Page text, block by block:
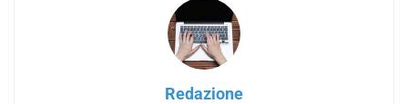
Redazione